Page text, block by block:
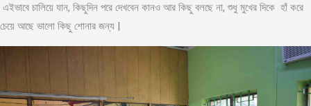
এইভাবে চালিয়ে যান, কিছুদিন পরে দেখবেন কানও আর কিছু বলছে না, শুধু মুখের দিকে হাঁ করে
চেয়ে আছে ভালো কিছু শোনার জন্য |